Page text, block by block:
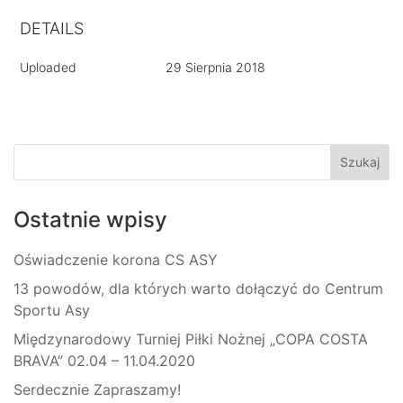
DETAILS
Uploaded 29 Sierpnia 2018
Ostatnie wpisy
Oświadczenie korona CS ASY
13 powodów, dla których warto dołączyć do Centrum
Sportu Asy
Międzynarodowy Turniej Piłki Nożnej „COPA COSTA
BRAVA” 02.04 – 11.04.2020
Serdecznie Zapraszamy!